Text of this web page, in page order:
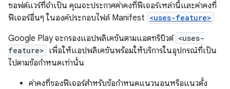
ซอฟต์แวร์ที่จำเป็น คุณจะประกาศค่าคงที่ฟีเจอร์เหล่านี้และค่าคงที่
ฟีเจอร์อื่นๆ ในองค์ประกอบไฟล์ Manifest <uses-feature>
Google Play จะกรองแอปพลิเคชันตามแอตทริบิวต์ <uses-
feature> เพื่อให้แอปพลิเคชันพร้อมให้บริการในอุปกรณ์ที่เป็น
ไปตามข้อกำหนดเท่านั้น
ค่าคงที่ของฟีเจอร์สำหรับข้อกำหนดแนวนอนหรือแนวตั้ง